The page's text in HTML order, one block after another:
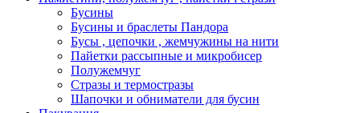
Бусины
Бусины и браслеты Пандора
Бусы , цепочки , жемчужины на нити
Пайетки рассыпные и микробисер
Полужемчуг
Стразы и термостразы
Шапочки и обниматели для бусин